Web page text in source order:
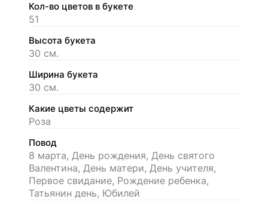
Кол-во цветов в букете
51
Высота букета
30 см.
Ширина букета
30 см.
Какие цветы содержит
Роза
Повод
8 марта, День рождения, День святого
Валентина, День матери, День учителя,
Первое свидание, Рождение ребенка,
Татьянин день, Юбилей